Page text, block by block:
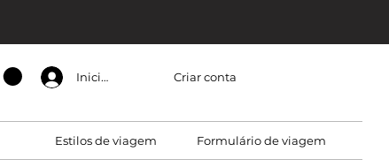
Iniciar sessão Criar conta
Estilos de viagem Formulário de viagem